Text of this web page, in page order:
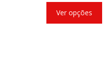
Ver opções